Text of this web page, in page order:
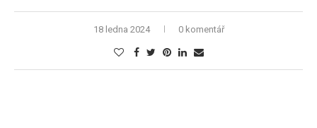
18 ledna 2024 0 komentář